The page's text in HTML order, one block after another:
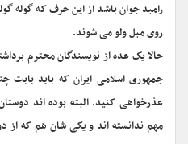
رامبد جوان باشد از این حرف که گوله
روی مبل ولو می شوند.
حالا یک عده از نویسندگان محترم
جمهوری اسلامی ایران که باید
عذرخواهی کنید. البته بوده اند
مهم ندانسته اند و یکی شان هم که